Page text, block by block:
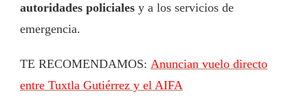
autoridades policiales y a los servicios de
emergencia.
TE RECOMENDAMOS: Anuncian vuelo directo
entre Tuxtla Gutiérrez y el AIFA